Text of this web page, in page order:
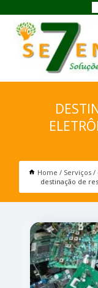
Home Serviços
destinação de